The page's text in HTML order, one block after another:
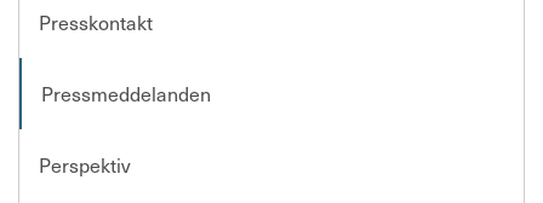
Presskontakt
Pressmeddelanden
Perspektiv